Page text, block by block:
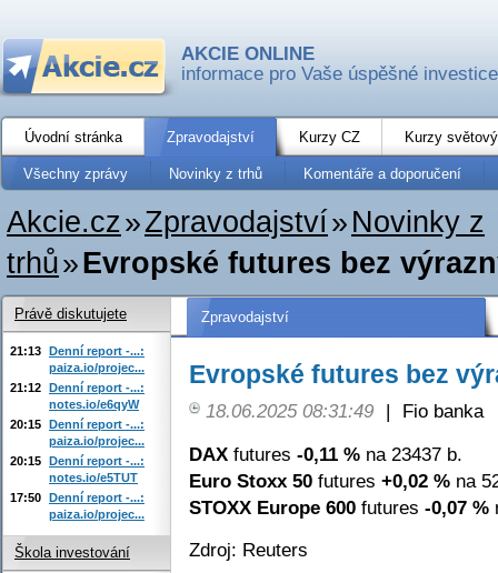
AKCIE ONLINE
informace pro Vaše úspěšné investice
Úvodní stránka Zpravodajství Kurzy CZ Kurzy
Všechny zprávy Novinky z trhů Komentáře a doporučení
Akcie.cz»Zpravodajství» Novinky z
trhů»Evropské futures bez
Zpravodajství
Evropské futures bez
18.06.2025 08:31:49 |
Fio banka
DAX futures -0,11 % na 23437 b.
Euro Stoxx 50 futures +0,02 % na
STOXX Europe 600 futures -0,07 %
Zdroj: Reuters
Právě diskutujete
21:13 Denní report -...:
paiza.io/projec...
21:12 Denní report -...:
notes.io/e6qyW
20:15 Denní report -...:
paiza.io/projec...
20:15 Denní report -...:
notes.io/e5TUT
17:50 Denní report -...:
paiza.io/projec...
Škola investování